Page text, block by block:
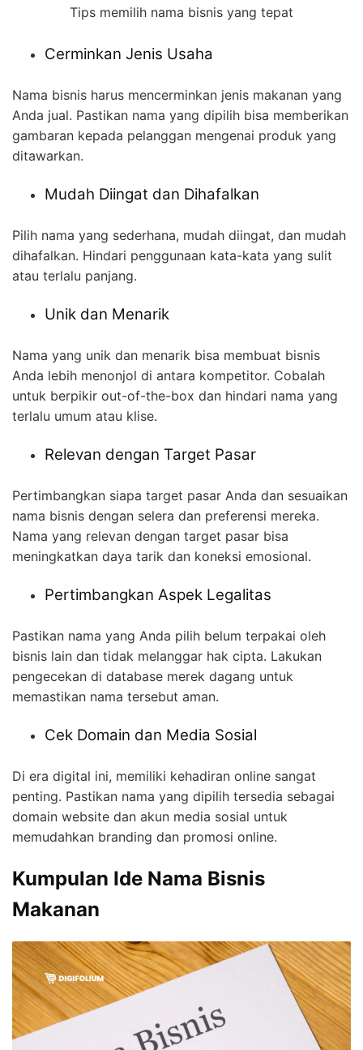
Tips memilih nama bisnis yang tepat
Cerminkan Jenis Usaha
Nama bisnis harus mencerminkan jenis makanan yang
Anda jual. Pastikan nama yang dipilih bisa memberikan
gambaran kepada pelanggan mengenai produk yang
ditawarkan.
Mudah Diingat dan Dihafalkan
Pilih nama yang sederhana, mudah diingat, dan mudah
dihafalkan. Hindari penggunaan kata-kata yang sulit
atau terlalu panjang.
Unik dan Menarik
Nama yang unik dan menarik bisa membuat bisnis
Anda lebih menonjol di antara kompetitor. Cobalah
untuk berpikir out-of-the-box dan hindari nama yang
terlalu umum atau klise.
Relevan dengan Target Pasar
Pertimbangkan siapa target pasar Anda dan sesuaikan
nama bisnis dengan selera dan preferensi mereka.
Nama yang relevan dengan target pasar bisa
meningkatkan daya tarik dan koneksi emosional.
Pertimbangkan Aspek Legalitas
Pastikan nama yang Anda pilih belum terpakai oleh
bisnis lain dan tidak melanggar hak cipta. Lakukan
pengecekan di database merek dagang untuk
memastikan nama tersebut aman.
Cek Domain dan Media Sosial
Di era digital ini, memiliki kehadiran online sangat
penting. Pastikan nama yang dipilih tersedia sebagai
domain website dan akun media sosial untuk
memudahkan branding dan promosi online.
Kumpulan Ide Nama Bisnis
Makanan